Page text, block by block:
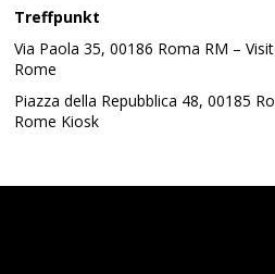
Treffpunkt
Via Paola 35, 00186 Roma RM –
Rome
Piazza della Repubblica 48, 00185
Rome Kiosk